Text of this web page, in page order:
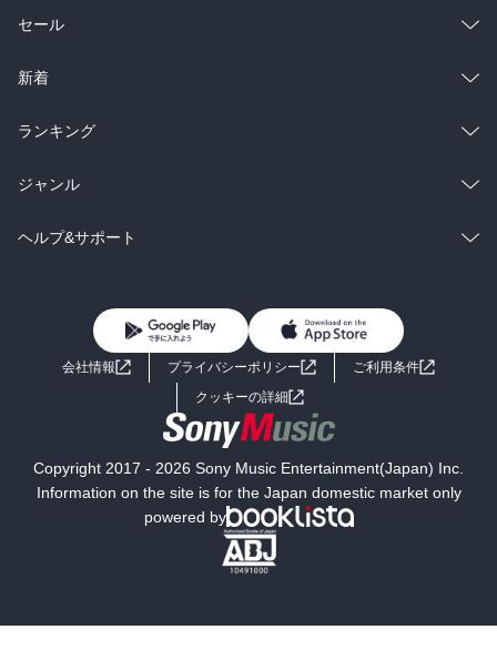
総合
ラノベ
雑誌・グラビア
BL・TL
セール
総合
ラノベ
雑誌・グラビア
BL・TL
新着
総合
ラノベ
雑誌・グラビア
ランキング
総合
ラノベ
ジャンル
コミック
ライトノベル 男子向けラノベ
小説
海外小説
ミステリー SF
文学
ヘルプ&サポート
よくあるご質問 お問い合わせ
会社情報 プライバシーポリシー
ご利用条件
クッキーの詳細
Copyright 2017 - 2026 Sony Music Entertainment(Japan) Inc.
Information on the site is for the Japan domestic market only
powered by